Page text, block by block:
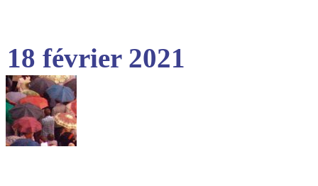
18 février 2021